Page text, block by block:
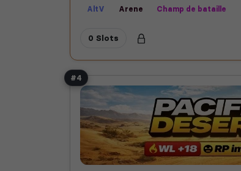
AltV Arene Champ de bataille
0 Slots
#4